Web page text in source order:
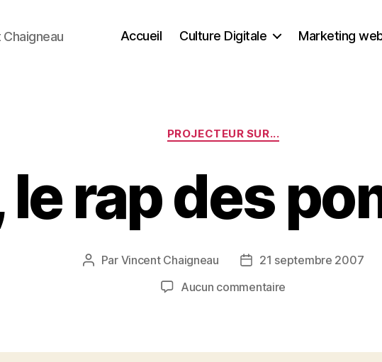
Accueil Culture Digitale Marketing
Catégories
PROJECTEUR SUR...
le rap des
Auteur
Par Vincent Chaigneau
Date
l’article
21 septembre 2007
Aucun commentaire
des